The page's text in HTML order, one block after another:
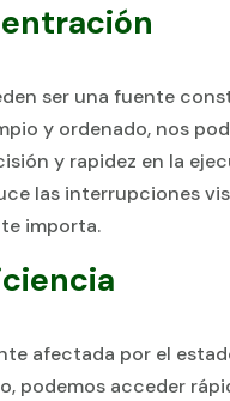
ser una fuente
y ordenado, nos
y rapidez en la
las interrupciones
importa.
afectada por el
podemos acceder